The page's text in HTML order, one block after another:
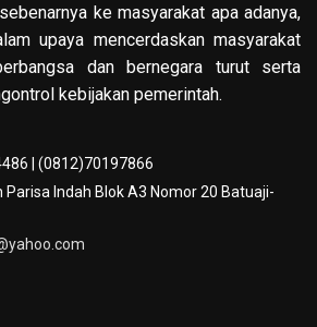
ke masyarakat apa adanya,
upaya mencerdaskan masyarakat
dan bernegara turut serta
kebijakan pemerintah.
| (0812)70197866
Indah Blok A3 Nomor 20 Batuaji-